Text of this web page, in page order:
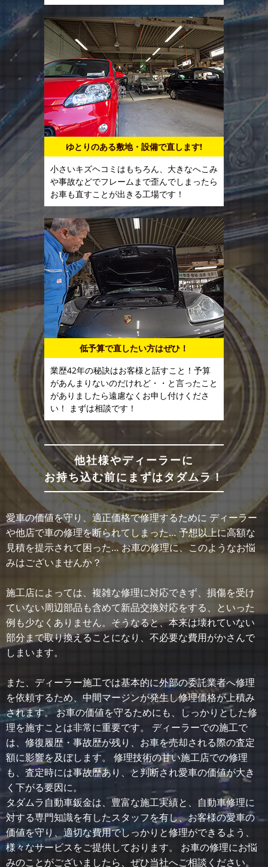
ゆとりのある敷地・設備で直します!
小さいキズヘコミはもちろん、大きなへこみ
や事故などでフレームまで歪んでしまったら
お車も直すことが出きる工場です！
低予算で直したい方はぜひ！
業歴42年の秘訣はお客様と話すこと！予算
があんまりないのだけれど・・と言ったこと
がありましたら遠慮なくお申し付けくださ
い！ まずは相談です！
他社様やディーラーに
お持ち込む前にまずはタダムラ！
愛車の価値を守り、適正価格で修理するために ディーラー
や他店で車の修理を断られてしまった… 予想以上に高額な
見積を提示されて困った… お車の修理に、このようなお悩
みはございませんか？
施工店によっては、複雑な修理に対応できず、損傷を受け
ていない周辺部品も含めて新品交換対応をする、といった
例も少なくありません。そうなると、本来は壊れていない
部分まで取り換えることになり、不必要な費用がかさんで
しまいます。
また、ディーラー施工では基本的に外部の委託業者へ修理
を依頼するため、中間マージンが発生し修理価格が上積み
されます。 お車の価値を守るためにも、しっかりとした修
理を施すことは非常に重要です。 ディーラーでの施工で
は、修復履歴・事故歴が残り、お車を売却される際の査定
額に影響を及ぼします。 修理技術の甘い施工店での修理
も、査定時には事故歴あり、と判断され愛車の価値が大き
く下がる要因に。
タダムラ自動車鈑金は、豊富な施工実績と、自動車修理に
対する専門知識を有したスタッフを有し、お客様の愛車の
価値を守り、適切な費用でしっかりと修理ができるよう、
様々なサービスをご提供しております。 お車の修理にお悩
みのことがございましたら、ぜひ当社へご相談ください。